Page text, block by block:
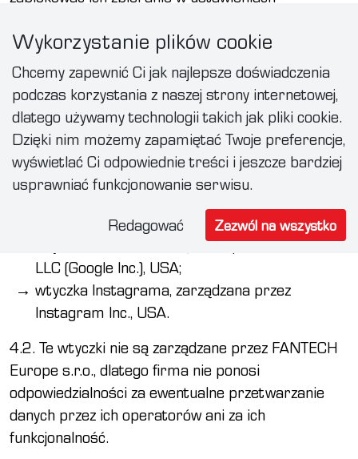
4. Wykorzystanie wtyczek
społecznościowych
4.1. Strona internetowa FANTECH Europe s.r.o.
zawiera wtyczki społecznościowe umożliwiające
udostępnianie treści:
wtyczka Facebooka, zarządzana przez
Facebook Inc., USA;
wtyczka YouTube, zarządzana przez YouTube
LLC (Google Inc.), USA;
wtyczka Instagrama, zarządzana przez
Instagram Inc., USA.
4.2. Te wtyczki nie są zarządzane przez FANTECH
Europe s.r.o., dlatego firma nie ponosi
odpowiedzialności za ewentualne przetwarzanie
danych przez ich operatorów ani za ich
funkcjonalność.
Wykorzystanie plików cookie
Chcemy zapewnić Ci jak najlepsze doświadczenia
podczas korzystania z naszej strony internetowej,
dlatego używamy technologii takich jak pliki cookie.
Dzięki nim możemy zapamiętać Twoje preferencje,
wyświetlać Ci odpowiednie treści i jeszcze bardziej
usprawniać funkcjonowanie serwisu.
Redagować Zezwól na wszystko